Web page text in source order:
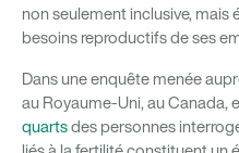
non seulement inclusive,
besoins reproductifs de ses
Dans une enquête menée
au Royaume-Uni, au Canada,
quartsdes personnes